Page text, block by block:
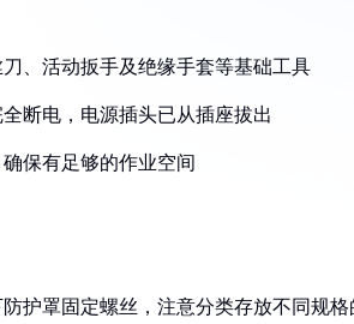
、活动扳手及绝缘手套等基础工具
断电，电源插头已从插座拔出
保有足够的作业空间
护罩固定螺丝，注意分类存放不同规